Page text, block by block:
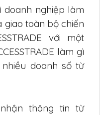
doanh nghiệp làm
giao toàn bộ chiến
với một
làm gì
doanh số từ
thông tin từ